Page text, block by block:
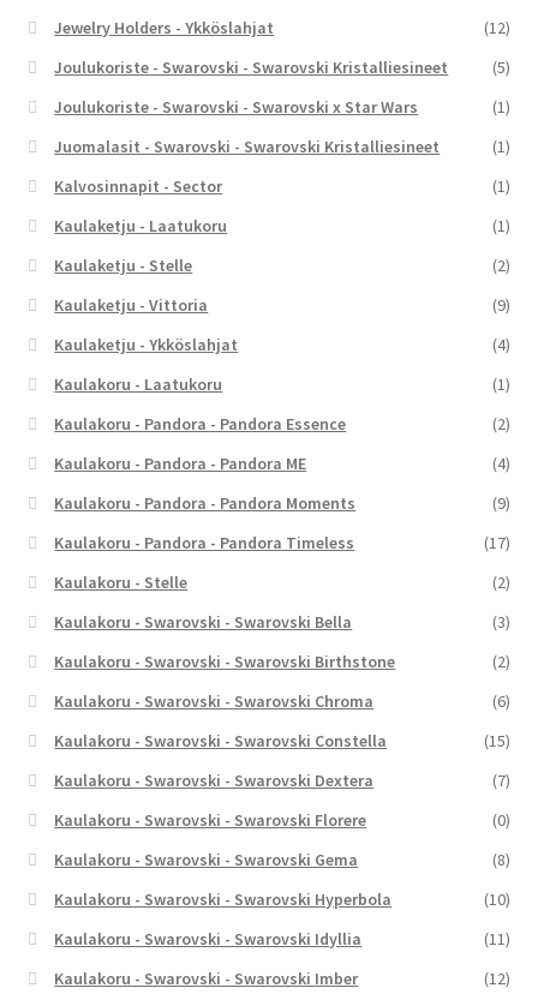
Jewelry Holders - Ykköslahjat
(12)
Joulukoriste - Swarovski - Swarovski Kristalliesineet
(5)
Joulukoriste - Swarovski - Swarovski x Star Wars
(1)
Juomalasit - Swarovski - Swarovski Kristalliesineet
(1)
Kalvosinnapit - Sector
(1)
Kaulaketju - Laatukoru
(1)
Kaulaketju - Stelle
(2)
Kaulaketju - Vittoria
(9)
Kaulaketju - Ykköslahjat
(4)
Kaulakoru - Laatukoru
(1)
Kaulakoru - Pandora - Pandora Essence
(2)
Kaulakoru - Pandora - Pandora ME
(4)
Kaulakoru - Pandora - Pandora Moments
(9)
Kaulakoru - Pandora - Pandora Timeless
(17)
Kaulakoru - Stelle
(2)
Kaulakoru - Swarovski - Swarovski Bella
(3)
Kaulakoru - Swarovski - Swarovski Birthstone
(2)
Kaulakoru - Swarovski - Swarovski Chroma
(6)
Kaulakoru - Swarovski - Swarovski Constella
(15)
Kaulakoru - Swarovski - Swarovski Dextera
(7)
Kaulakoru - Swarovski - Swarovski Florere
(0)
Kaulakoru - Swarovski - Swarovski Gema
(8)
Kaulakoru - Swarovski - Swarovski Hyperbola
(10)
Kaulakoru - Swarovski - Swarovski Idyllia
(11)
Kaulakoru - Swarovski - Swarovski Imber
(12)